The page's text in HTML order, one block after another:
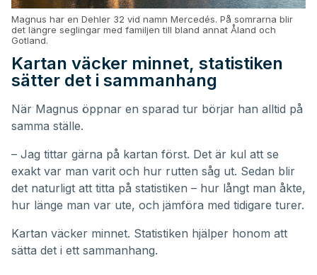
Magnus har en Dehler 32 vid namn Mercedés. På somrarna blir
det längre seglingar med familjen till bland annat Åland och
Gotland.
Kartan väcker minnet, statistiken
sätter det i sammanhang
När Magnus öppnar en sparad tur börjar han alltid på
samma ställe.
– Jag tittar gärna på kartan först. Det är kul att se
exakt var man varit och hur rutten såg ut. Sedan blir
det naturligt att titta på statistiken – hur långt man åkte,
hur länge man var ute, och jämföra med tidigare turer.
Kartan väcker minnet. Statistiken hjälper honom att
sätta det i ett sammanhang.